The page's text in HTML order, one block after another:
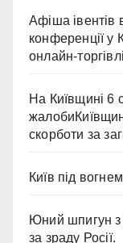
Афіша івентів
конференції
онлайн-
На Київщині 6
скорботи за
Київ під
Юний шпигун з
за зраду Росії.